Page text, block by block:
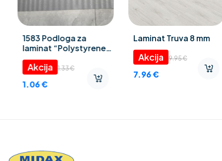
1583 Podloga za
laminat “Polystyrene
foam” 3 mm
1.33€
1.06€
Laminat Truva 8 mm
9.95€
7.96€